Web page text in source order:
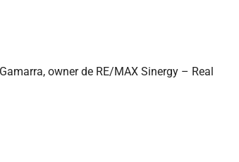
owner de RE/MAX Sinergy – Real